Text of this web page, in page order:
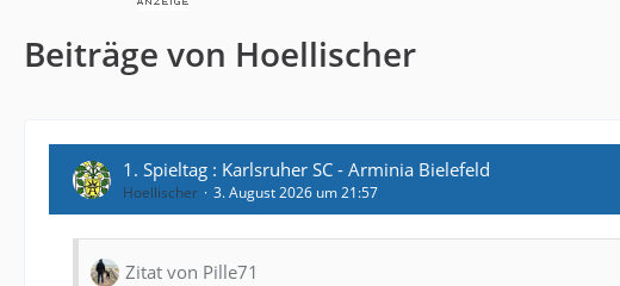
Beiträge von Hoellischer
1. Spieltag : Karlsruher SC - Arminia Bielefeld
Hoellischer 3. August 2026 um 21:57
Zitat von Pille71